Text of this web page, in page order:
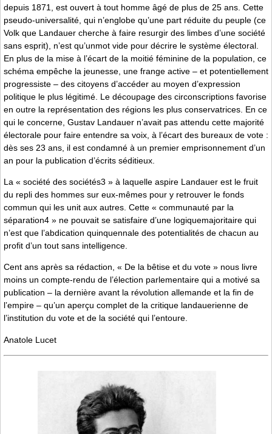
depuis 1871, est ouvert à tout homme âgé de plus de 25 ans. Cette
pseudo-universalité, qui n’englobe qu’une part réduite du peuple (ce
Volk que Landauer cherche à faire resurgir des limbes d’une société
sans esprit), n’est qu’unmot vide pour décrire le système électoral.
En plus de la mise à l’écart de la moitié féminine de la population, ce
schéma empêche la jeunesse, une frange active – et potentiellement
progressiste – des citoyens d’accéder au moyen d’expression
politique le plus légitimé. Le découpage des circonscriptions favorise
en outre la représentation des régions les plus conservatrices. En ce
qui le concerne, Gustav Landauer n’avait pas attendu cette majorité
électorale pour faire entendre sa voix, à l’écart des bureaux de vote :
dès ses 23 ans, il est condamné à un premier emprisonnement d’un
an pour la publication d’écrits séditieux.
La « société des sociétés3 » à laquelle aspire Landauer est le fruit
du repli des hommes sur eux-mêmes pour y retrouver le fonds
commun qui les unit aux autres. Cette « communauté par la
séparation4 » ne pouvait se satisfaire d’une logiquemajoritaire qui
n’est que l’abdication quinquennale des potentialités de chacun au
profit d’un tout sans intelligence.
Cent ans après sa rédaction, « De la bêtise et du vote » nous livre
moins un compte-rendu de l’élection parlementaire qui a motivé sa
publication – la dernière avant la révolution allemande et la fin de
l’empire – qu’un aperçu complet de la critique landauerienne de
l’institution du vote et de la société qui l’entoure.
Anatole Lucet